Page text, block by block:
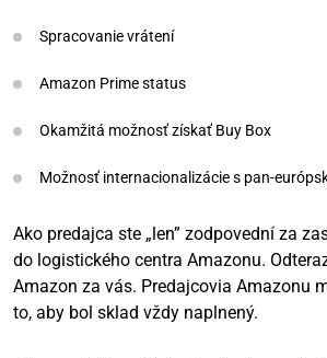
Spracovanie vrátení
Amazon Prime status
Okamžitá možnosť získať Buy Box
Možnosť internacionalizácie s pan-
Ako predajca ste „len” zodpovední za
do logistického centra Amazonu.
Amazon za vás. Predajcovia Amazonu
to, aby bol sklad vždy naplnený.